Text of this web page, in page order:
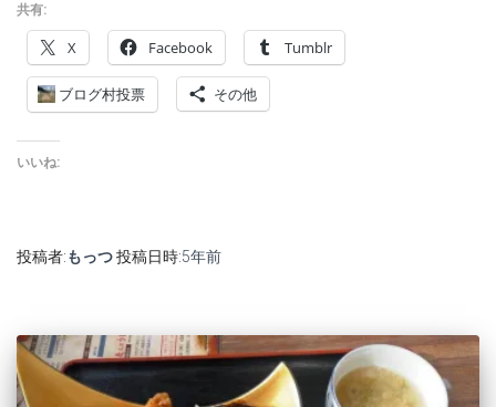
共有:
X Facebook Tumblr
ブログ村投票 その他
いいね:
投稿者:もっつ投稿日時:5年前